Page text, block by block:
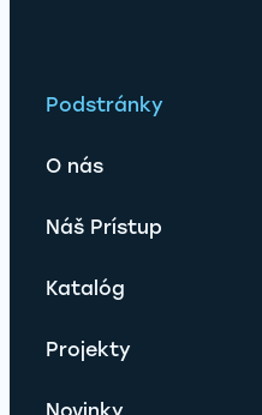
Podstránky
O nás
Náš Prístup
Katalóg
Projekty